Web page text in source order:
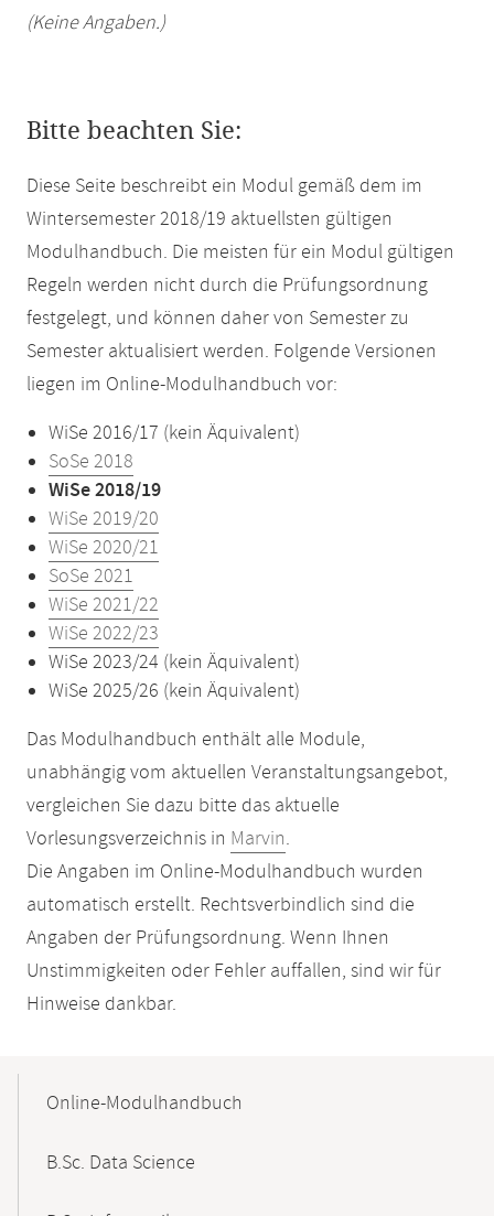
(Keine Angaben.)
Bitte beachten Sie:
Diese Seite beschreibt ein Modul gemäß dem im
Wintersemester 2018/19 aktuellsten gültigen
Modulhandbuch. Die meisten für ein Modul gültigen
Regeln werden nicht durch die Prüfungsordnung
festgelegt, und können daher von Semester zu
Semester aktualisiert werden. Folgende Versionen
liegen im Online-Modulhandbuch vor:
WiSe 2016/17 (kein Äquivalent)
SoSe 2018
WiSe 2018/19
WiSe 2019/20
WiSe 2020/21
SoSe 2021
WiSe 2021/22
WiSe 2022/23
WiSe 2023/24 (kein Äquivalent)
WiSe 2025/26 (kein Äquivalent)
Das Modulhandbuch enthält alle Module,
unabhängig vom aktuellen Veranstaltungsangebot,
vergleichen Sie dazu bitte das aktuelle
Vorlesungsverzeichnis in Marvin.
Die Angaben im Online-Modulhandbuch wurden
automatisch erstellt. Rechtsverbindlich sind die
Angaben der Prüfungsordnung. Wenn Ihnen
Unstimmigkeiten oder Fehler auffallen, sind wir für
Hinweise dankbar.
NavigationOnline-Modulhandbuch
B.Sc. Data Science